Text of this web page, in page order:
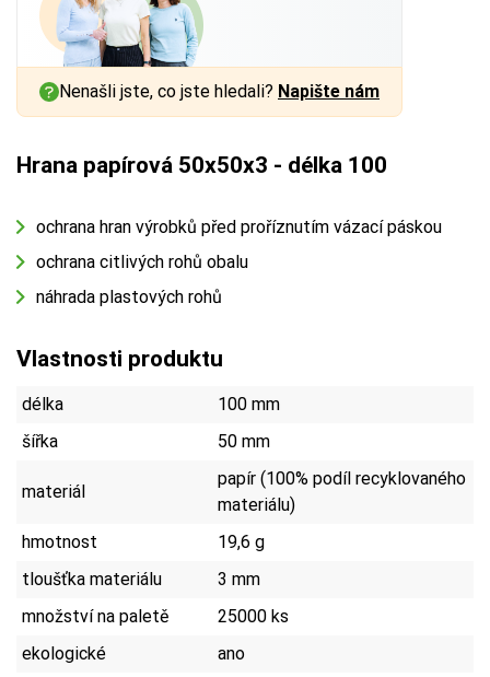
Nenašli jste, co jste hledali? Napište nám
Hrana papírová 50x50x3 - délka 100
ochrana hran výrobků před proříznutím vázací páskou
ochrana citlivých rohů obalu
náhrada plastových rohů
Vlastnosti produktu
délka
100 mm
šířka
50 mm
materiál
papír (100% podíl recyklovaného
materiálu)
hmotnost
19,6 g
tloušťka materiálu
3 mm
množství na paletě
25000 ks
ekologické
ano